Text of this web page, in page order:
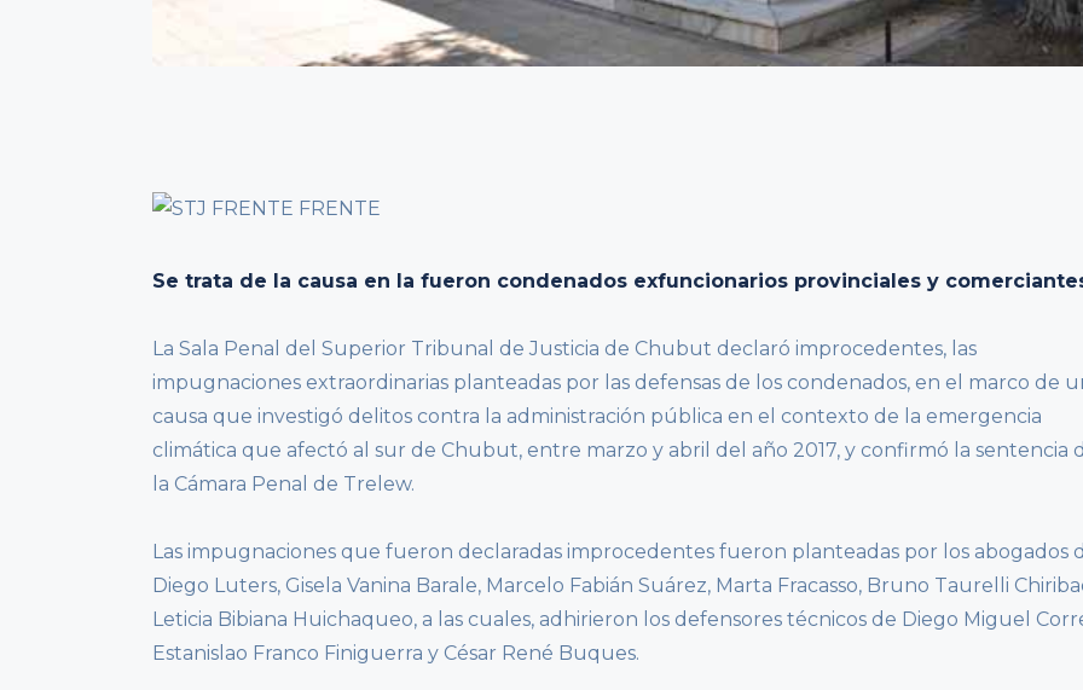
Se trata de la causa en la fueron condenados exfuncionarios provinciales y
La Sala Penal del Superior Tribunal de Justicia de Chubut declaró improcedentes, las
impugnaciones extraordinarias planteadas por las defensas de los condenados, en el marco de
causa que investigó delitos contra la administración pública en el contexto de la emergencia
climática que afectó al sur de Chubut, entre marzo y abril del año 2017, y confirmó la sentencia
la Cámara Penal de Trelew.
Las impugnaciones que fueron declaradas improcedentes fueron planteadas por los abogados
Diego Luters, Gisela Vanina Barale, Marcelo Fabián Suárez, Marta Fracasso, Bruno Taurelli
Leticia Bibiana Huichaqueo, a las cuales, adhirieron los defensores técnicos de Diego Miguel
Estanislao Franco Finiguerra y César René Buques.